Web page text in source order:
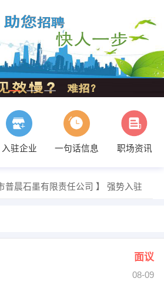
入驻企业 一句话信息
职场资讯
普晨石墨有限责任公司 】 强势入驻
发布 [售后客服前台接待 ] 招聘信息
布 [弱电工程师 ] 招聘信息
面议
08-09